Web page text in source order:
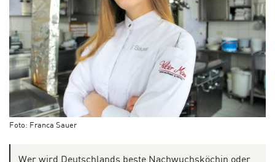
Foto: Franca Sauer
Wer wird Deutschlands beste Nachwuchsköchin oder